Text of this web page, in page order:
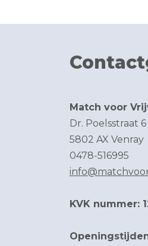
Match voor
Dr. Poelsstraat 6
5802 AX Venray
0478-516995
KVK nummer: